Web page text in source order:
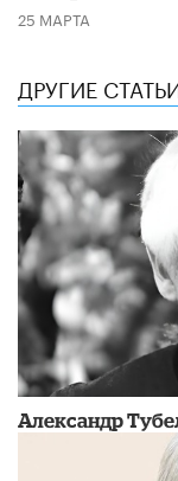
25 МАРТА
ДРУГИЕ
Александр